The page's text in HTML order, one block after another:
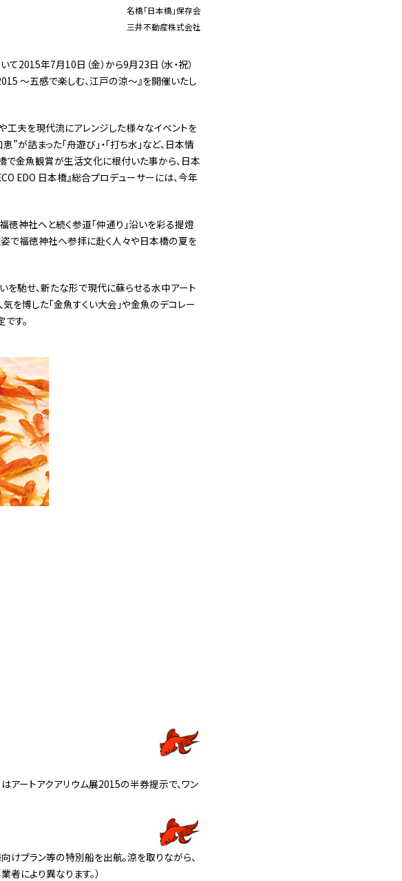
名橋「日本橋」保存会
三井不動産株式会社
2015年7月10日（金）から9月23日（水・祝）
〜五感で楽しむ、江戸の涼〜』を開催いたし
工夫を現代流にアレンジした様々なイベントを
”が詰まった「舟遊び」・「打ち水」など、日本情
で金魚観賞が生活文化に根付いた事から、日本
EDO 日本橋』総合プロデューサーには、今年
徳神社へと続く参道「仲通り」沿いを彩る提燈
姿で福徳神社へ参拝に赴く人々や日本橋の夏を
馳せ、新たな形で現代に蘇らせる水中アート
を博した「金魚すくい大会」や金魚のデコレー
す。
アートアクアリウム展2015の半券提示で、ワン
けプラン等の特別船を出航。涼を取りながら、
により異なります。）